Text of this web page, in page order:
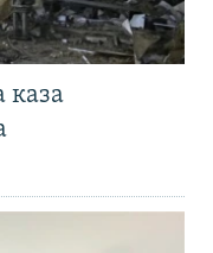
каза